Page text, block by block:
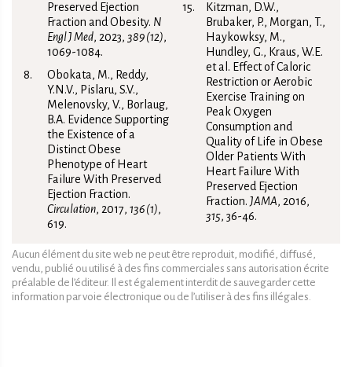
Preserved Ejection
Fraction and Obesity. N
Engl J Med, 2023, 389 (12),
1069-1084.
Obokata, M., Reddy,
Y.N.V., Pislaru, S.V.,
Melenovsky, V., Borlaug,
B.A. Evidence Supporting
the Existence of a
Distinct Obese
Phenotype of Heart
Failure With Preserved
Ejection Fraction.
Circulation, 2017, 136 (1),
619.
Kitzman, D.W.,
Brubaker, P., Morgan, T.,
Haykowksy, M.,
Hundley, G., Kraus, W.E.
et al. Effect of Caloric
Restriction or Aerobic
Exercise Training on
Peak Oxygen
Consumption and
Quality of Life in Obese
Older Patients With
Heart Failure With
Preserved Ejection
Fraction. JAMA, 2016,
315, 36-46.
Aucun élément du site web ne peut être reproduit, modifié, diffusé,
vendu, publié ou utilisé à des fins commerciales sans autorisation écrite
préalable de l’éditeur. Il est également interdit de sauvegarder cette
information par voie électronique ou de l’utiliser à des fins illégales.